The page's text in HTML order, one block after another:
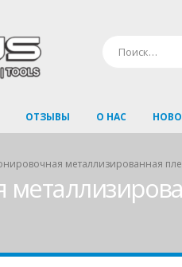
ОТЗЫВЫ О НАС
металлизированная